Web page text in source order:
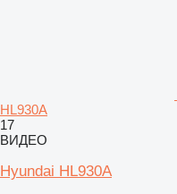
HL930A
17
ВИДЕО
Hyundai HL930A